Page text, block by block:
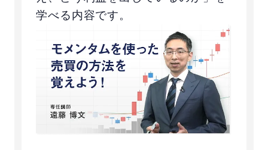
学べる内容です。